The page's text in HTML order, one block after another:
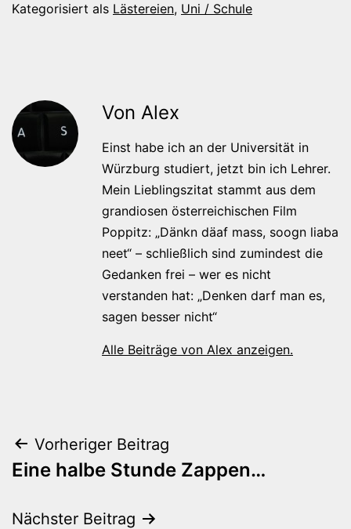
Kategorisiert als Lästereien, Uni / Schule
Von Alex
Einst habe ich an der Universität in
Würzburg studiert, jetzt bin ich Lehrer.
Mein Lieblingszitat stammt aus dem
grandiosen österreichischen Film
Poppitz: „Dänkn däaf mass, soogn liaba
neet“ – schließlich sind zumindest die
Gedanken frei – wer es nicht
verstanden hat: „Denken darf man es,
sagen besser nicht“
Alle Beiträge von Alex anzeigen.
Beitragsnavigation
Vorheriger Beitrag
Eine halbe Stunde Zappen…
Nächster Beitrag